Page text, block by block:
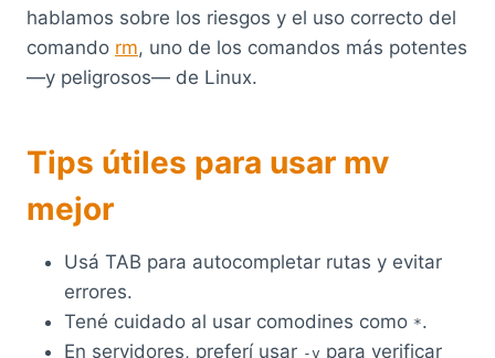
hablamos sobre los riesgos y el uso correcto del
comando rm, uno de los comandos más potentes
—y peligrosos— de Linux.
Tips útiles para usar mv
mejor
Usá TAB para autocompletar rutas y evitar
errores.
Tené cuidado al usar comodines como *.
En servidores, preferí usar -v para verificar